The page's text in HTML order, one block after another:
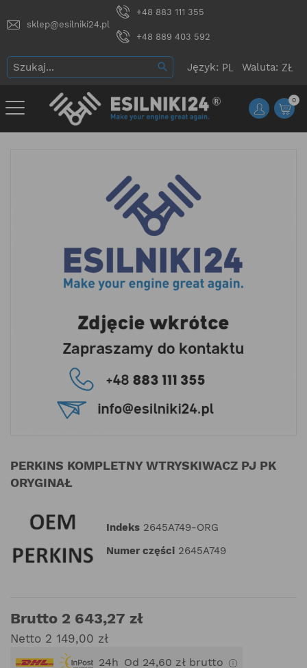
sklep@esilniki24.pl
+48 883 111 355
+48 889 403 592
Język: Waluta:
0
PERKINS KOMPLETNY WTRYSKIWACZ PJ PK
ORYGINAŁ
Indeks 2645A749-ORG
Numer części 2645A749
Brutto 2 643,27 zł
Netto 2 149,00 zł
24h Od 24,60 zł brutto